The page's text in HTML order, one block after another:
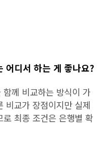
어디서 하는 게 좋나요?
께 비교하는 방식이 가
비교가 장점이지만 실제
최종 조건은 은행별 확